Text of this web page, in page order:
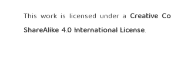
This work is licensed under a Creative
ShareAlike 4.0 International License.